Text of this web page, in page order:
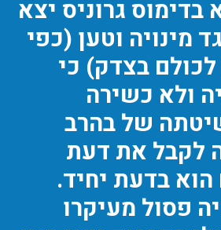
בדימוס גרוניס יצא
מינויה וטען (כפי
בצדק) כי
ולא כשירה
של בהרב
לקבל את דעת
הוא בדעת יחיד.
פסול מעיקרו